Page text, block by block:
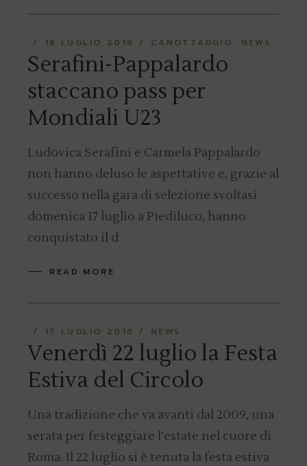
18 LUGLIO 2016 CANOTTAGGIO NEWS
Serafini-Pappalardo
staccano pass per
Mondiali U23
Ludovica Serafini e Carmela Pappalardo
non hanno deluso le aspettative e, grazie al
successo nella gara di selezione svoltasi
domenica 17 luglio a Piediluco, hanno
conquistato il d
READ MORE
17 LUGLIO 2016 NEWS
Venerdì 22 luglio la Festa
Estiva del Circolo
Una tradizione che va avanti dal 2009, una
serata per festeggiare l’estate nel cuore di
Roma. Il 22 luglio si è tenuta la festa estiva